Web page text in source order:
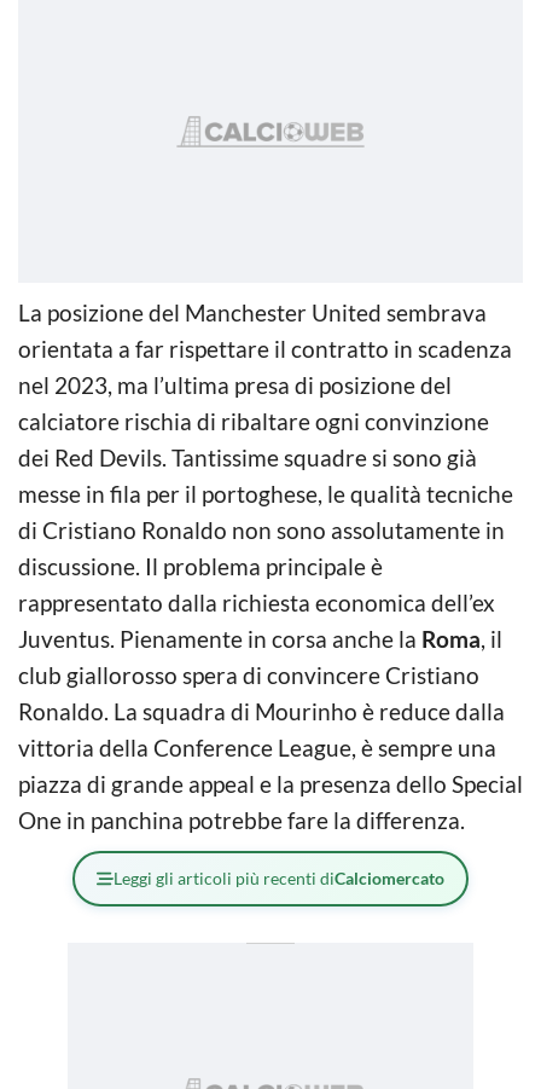
La posizione del Manchester United sembrava
orientata a far rispettare il contratto in scadenza
nel 2023, ma l’ultima presa di posizione del
calciatore rischia di ribaltare ogni convinzione
dei Red Devils. Tantissime squadre si sono già
messe in fila per il portoghese, le qualità tecniche
di Cristiano Ronaldo non sono assolutamente in
discussione. Il problema principale è
rappresentato dalla richiesta economica dell’ex
Juventus. Pienamente in corsa anche la Roma, il
club giallorosso spera di convincere Cristiano
Ronaldo. La squadra di Mourinho è reduce dalla
vittoria della Conference League, è sempre una
piazza di grande appeal e la presenza dello Special
One in panchina potrebbe fare la differenza.
Leggi gli articoli più recenti diCalciomercato